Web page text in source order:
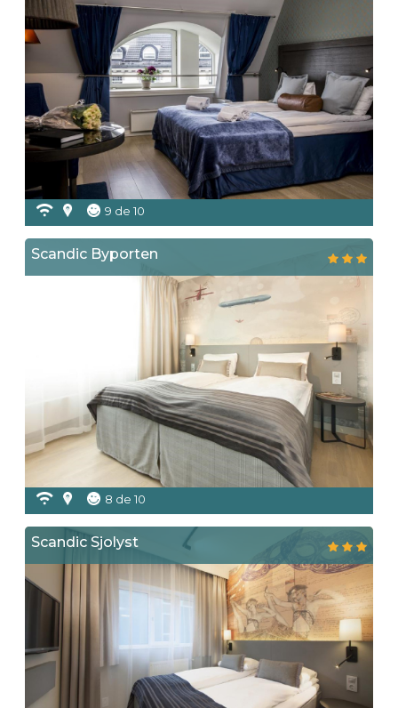
9 de 10
Scandic Byporten
8 de 10
Scandic Sjolyst